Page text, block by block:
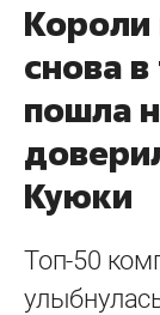
Короли
снова
пошла
Куюки
Топ-50